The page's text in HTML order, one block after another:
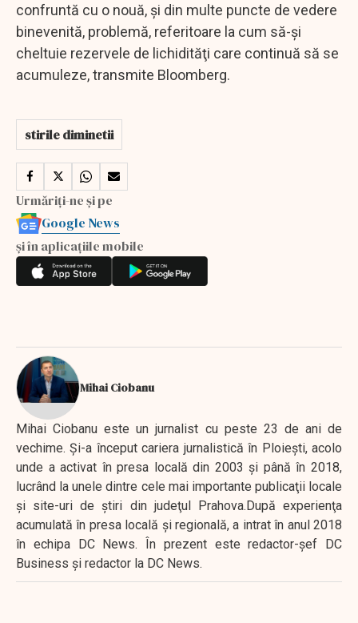
confruntă cu o nouă, şi din multe puncte de vedere
binevenită, problemă, referitoare la cum să-şi
cheltuie rezervele de lichidităţi care continuă să se
acumuleze, transmite Bloomberg.
stirile diminetii
Urmăriți-ne și pe
Google News
și în aplicațiile mobile
Mihai Ciobanu
Mihai Ciobanu este un jurnalist cu peste 23 de ani de
vechime. Şi-a început cariera jurnalistică în Ploieşti, acolo
unde a activat în presa locală din 2003 şi până în 2018,
lucrând la unele dintre cele mai importante publicaţii locale
şi site-uri de ştiri din judeţul Prahova.După experienţa
acumulată în presa locală şi regională, a intrat în anul 2018
în echipa DC News. În prezent este redactor-şef DC
Business şi redactor la DC News.